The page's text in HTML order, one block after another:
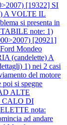
[19322] SI
A VOLTE IL
si presenta in
note: 1)
[20921]
Mondeo
(candelette) A
1) nei 2 casi
del motore
poi si spegne
ALTE
CALO DI
nota:
ad andare